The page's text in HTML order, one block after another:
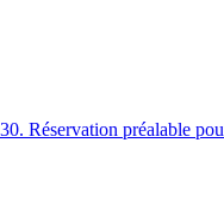
Réservation préalable